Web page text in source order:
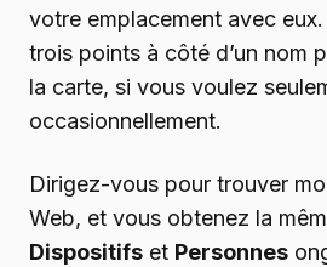
votre emplacement avec
trois points à côté d’un nom
la carte, si vous voulez
occasionnellement.
Dirigez-vous pour trouver
Web, et vous obtenez la
Dispositifs et Personnes